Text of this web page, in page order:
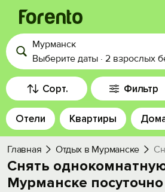
Войти
Избранное
История просмотра
Добавить свой объект
Мурманск
Выберите даты · 2 взрослых
Сорт. Фильтр
Отели Квартиры
Главная Отдых в Мурманске
Снять
Мурманске посуточно